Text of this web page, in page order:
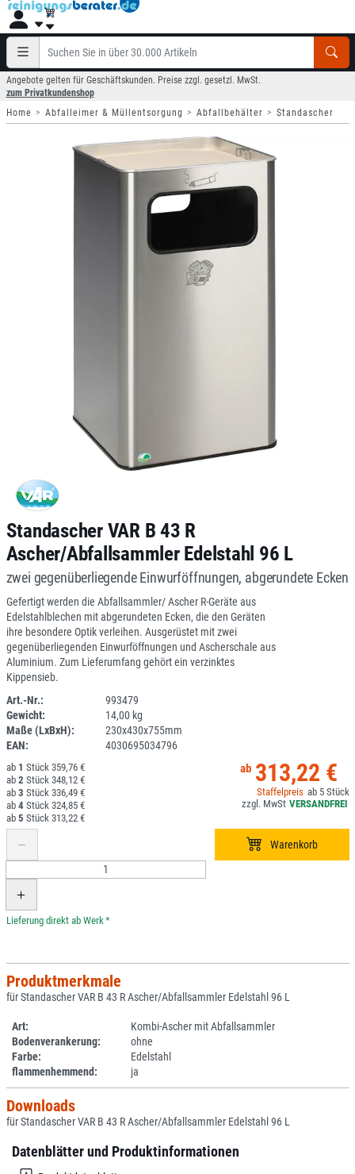
Angebote gelten für Geschäftskunden. Preise zzgl. gesetzl. MwSt.
zum Privatkundenshop
Home
Abfalleimer & Müllentsorgung Abfallbehälter Standascher
Standascher VAR B 43 R
Ascher/Abfallsammler Edelstahl 96 L
zwei gegenüberliegende Einwurföffnungen, abgerundete Ecken
Gefertigt werden die Abfallsammler/ Ascher R-Geräte aus
Edelstahlblechen mit abgerundeten Ecken, die den Geräten
ihre besondere Optik verleihen. Ausgerüstet mit zwei
gegenüberliegenden Einwurföffnungen und Ascherschale aus
Aluminium. Zum Lieferumfang gehört ein verzinktes
Kippensieb.
Art.-Nr.:
993479
Gewicht:
14,00 kg
Maße (LxBxH):
230x430x755mm
EAN:
4030695034796
313,22 €
5
1
359,76 €
2
348,12 €
3
336,49 €
4
324,85 €
5
313,22 €
*
Produktmerkmale
für Standascher VAR B 43 R Ascher/Abfallsammler Edelstahl 96 L
Art:
Kombi-Ascher mit Abfallsammler
Bodenverankerung:
ohne
Farbe:
Edelstahl
flammenhemmend:
ja
Downloads
für Standascher VAR B 43 R Ascher/Abfallsammler Edelstahl 96 L
Datenblätter und Produktinformationen